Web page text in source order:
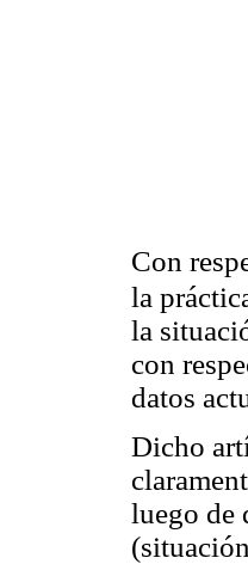
Con
la
la
con
datos
Dicho
luego de